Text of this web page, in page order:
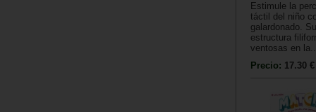
Estimule la
táctil del niño
galardonado.
estructura
ventosas en
Precio: 17.30 €